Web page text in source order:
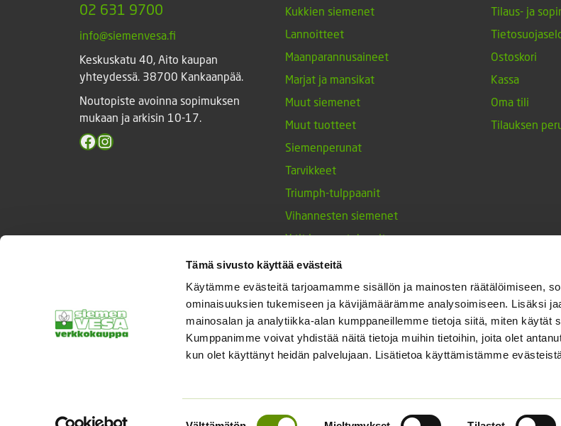
Tämä sivusto käyttää evästeitä
Käytämme evästeitä tarjoamamme sisällön ja mainosten räätälöimiseen,
ominaisuuksien tukemiseen ja kävijämäärämme analysoimiseen. Lisäksi
mainosalan ja analytiikka-alan kumppaneillemme tietoja siitä, miten käytät
Kumppanimme voivat yhdistää näitä tietoja muihin tietoihin, joita olet
kun olet käyttänyt heidän palvelujaan. Lisätietoa käyttämistämme
02 631 9700
info@siemenvesa.fi
Keskuskatu 40, Aito kaupan
yhteydessä. 38700 Kankaanpää.
Noutopiste avoinna sopimuksen
mukaan ja arkisin 10-17.
Facebook
Instagram
Kukkien siemenet
Lannoitteet
Maanparannusaineet
Marjat ja mansikat
Muut siemenet
Muut tuotteet
Siemenperunat
Tarvikkeet
Triumph-tulppaanit
Vihannesten siemenet
Yrtit ja maustekasvit
Tilaus- ja
Ostoskori
Kassa
Oma tili
Tilauksen